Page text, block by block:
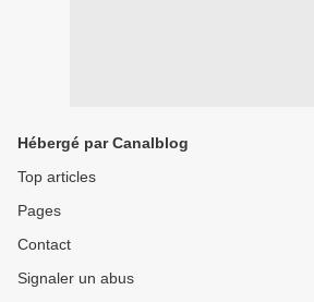
Hébergé par Canalblog
Top articles
Pages
Contact
Signaler un abus